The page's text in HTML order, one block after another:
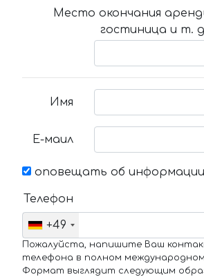
Место окончания
гостиница и т.
Имя
Е-маил
оповещать об информации
Телефон
+49
Пожалуйста, напишите Ваш
телефона в полном
Формат выглядит следующим